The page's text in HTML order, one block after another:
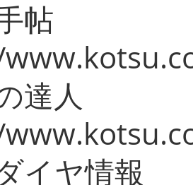
帖
達人
イヤ情報